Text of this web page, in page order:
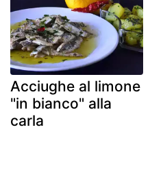
Acciughe al limone
"in bianco" alla
carla